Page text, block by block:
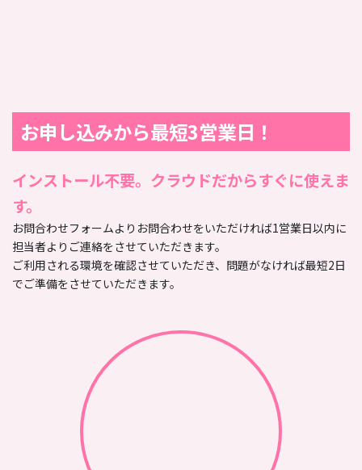
お申し込みから最短3営業日！
インストール不要。クラウドだからすぐに使えま
す。
お問合わせフォームよりお問合わせをいただければ1営業日以内に
担当者よりご連絡をさせていただきます。
ご利用される環境を確認させていただき、問題がなければ最短2日
でご準備をさせていただきます。